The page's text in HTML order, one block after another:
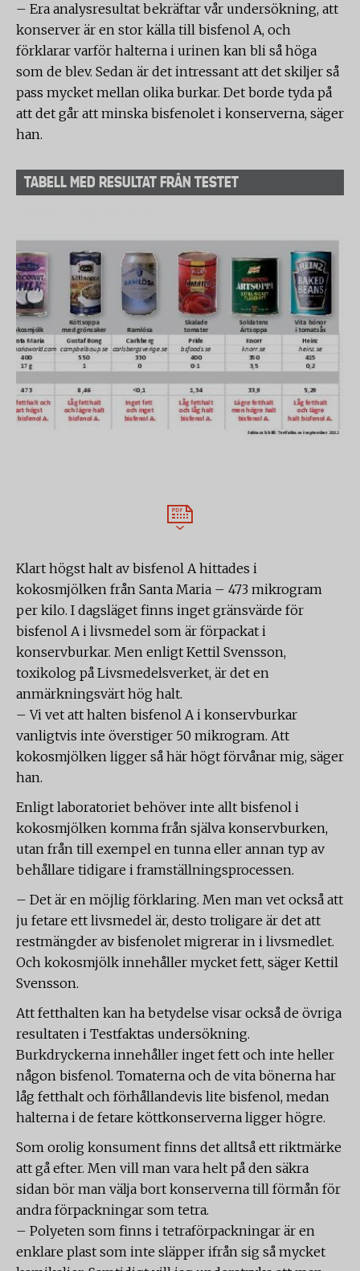
– Era analysresultat bekräftar vår undersökning, att
konserver är en stor källa till bisfenol A, och
förklarar varför halterna i urinen kan bli så höga
som de blev. Sedan är det intressant att det skiljer så
pass mycket mellan olika burkar. Det borde tyda på
att det går att minska bisfenolet i konserverna, säger
han.
TABELL MED RESULTAT FRÅN TESTET
Klart högst halt av bisfenol A hittades i
kokosmjölken från Santa Maria – 473 mikrogram
per kilo. I dagsläget finns inget gränsvärde för
bisfenol A i livsmedel som är förpackat i
konservburkar. Men enligt Kettil Svensson,
toxikolog på Livsmedelsverket, är det en
anmärkningsvärt hög halt.
– Vi vet att halten bisfenol A i konservburkar
vanligtvis inte överstiger 50 mikrogram. Att
kokosmjölken ligger så här högt förvånar mig, säger
han.
Enligt laboratoriet behöver inte allt bisfenol i
kokosmjölken komma från själva konservburken,
utan från till exempel en tunna eller annan typ av
behållare tidigare i framställningsprocessen.
– Det är en möjlig förklaring. Men man vet också att
ju fetare ett livsmedel är, desto troligare är det att
restmängder av bisfenolet migrerar in i livsmedlet.
Och kokosmjölk innehåller mycket fett, säger Kettil
Svensson.
Att fetthalten kan ha betydelse visar också de övriga
resultaten i Testfaktas undersökning.
Burkdryckerna innehåller inget fett och inte heller
någon bisfenol. Tomaterna och de vita bönerna har
låg fetthalt och förhållandevis lite bisfenol, medan
halterna i de fetare köttkonserverna ligger högre.
Som orolig konsument finns det alltså ett riktmärke
att gå efter. Men vill man vara helt på den säkra
sidan bör man välja bort konserverna till förmån för
andra förpackningar som tetra.
– Polyeten som finns i tetraförpackningar är en
enklare plast som inte släpper ifrån sig så mycket